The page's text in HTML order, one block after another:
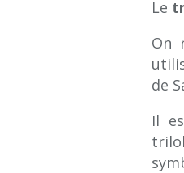
Le
On
de
Il